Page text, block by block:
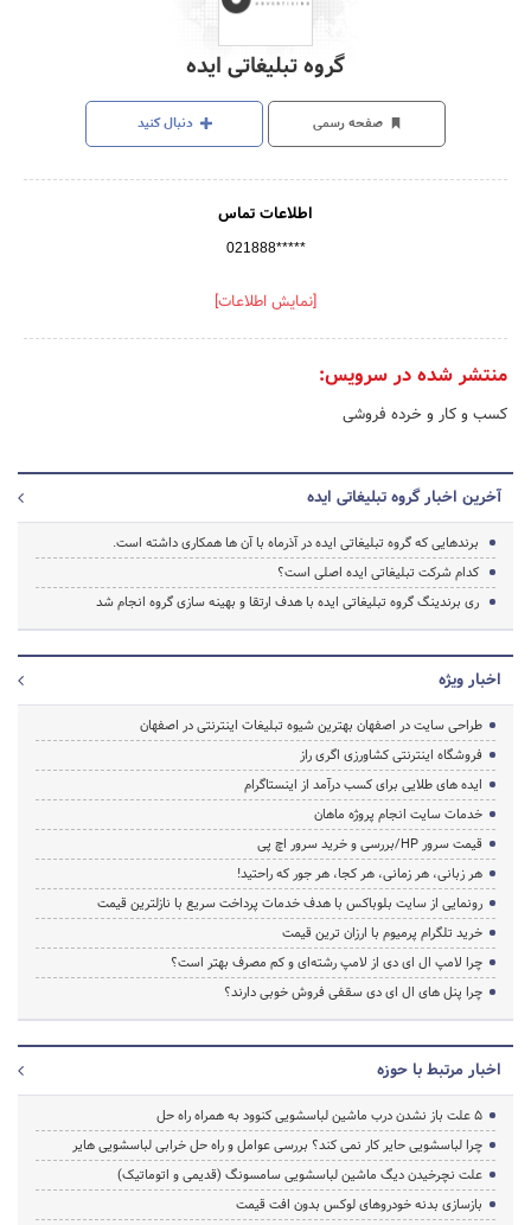
گروه تبلیغاتی ایده
صفحه رسمی دنبال کنید
اطلاعات تماس
021888*****
[نمایش اطلاعات]
منتشر شده در سرویس:
کسب و کار و خرده فروشی
آخرین اخبار گروه تبلیغاتی ایده
برندهایی که گروه تبلیغاتی ایده در آذرماه با آن ها همکاری داشته است.
کدام شرکت تبلیغاتی ایده اصلی است؟
ری برندینگ گروه تبلیغاتی ایده با هدف ارتقا و بهینه سازی گروه انجام شد
اخبار ویژه
طراحی سایت در اصفهان بهترین شیوه تبلیغات اینترنتی در اصفهان
فروشگاه اینترنتی کشاورزی اگری راز
ایده های طلایی برای کسب درآمد از اینستاگرام
خدمات سایت انجام پروژه ماهان
قیمت سرور HP/بررسی و خرید سرور اچ پی
هر زبانی، هر زمانی، هر کجا، هر جور که راحتید!
رونمایی از سایت بلوباکس با هدف خدمات پرداخت سریع با نازلترین قیمت
خرید تلگرام پرمیوم با ارزان ترین قیمت
چرا لامپ ال ای دی از لامپ رشته‌ای و کم مصرف بهتر است؟
چرا پنل های ال ای دی سقفی فروش خوبی دارند؟
اخبار مرتبط با حوزه
5 علت باز نشدن درب ماشین لباسشویی کنوود به همراه راه حل
چرا لباسشویی حایر کار نمی کند؟ بررسی عوامل و راه حل خرابی لباسشویی هایر
علت نچرخیدن دیگ ماشین لباسشویی سامسونگ (قدیمی و اتوماتیک)
بازسازی بدنه خودروهای لوکس بدون افت قیمت